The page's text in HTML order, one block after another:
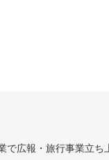
で広報・旅行事業立